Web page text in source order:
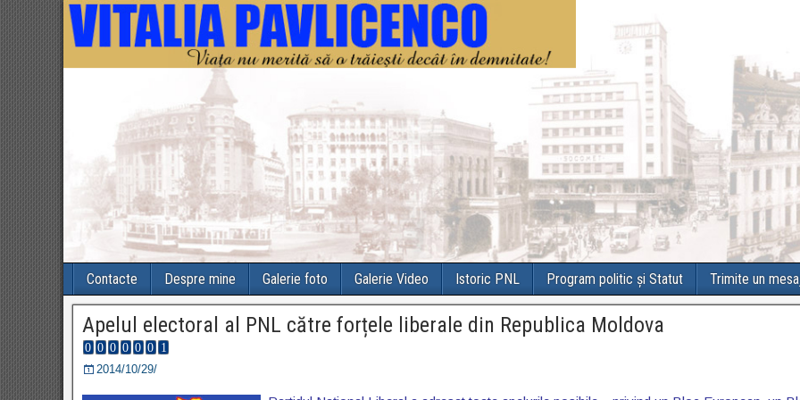
Contacte Despre mine Galerie foto Galerie Video Istoric PNL Program politic și Statut Trimite un
Apelul electoral al PNL către forțele liberale din Republica Moldova
2014/10/29/